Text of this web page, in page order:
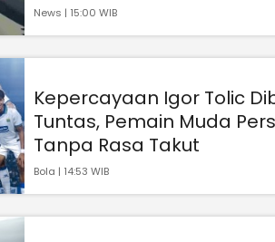
News | 15:00 WIB
Kepercayaan Igor Tolic
Tuntas, Pemain Muda
Tanpa Rasa Takut
Bola | 14:53 WIB